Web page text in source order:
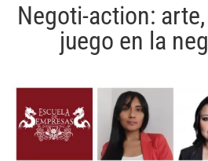
Negoti-action:
juego en la